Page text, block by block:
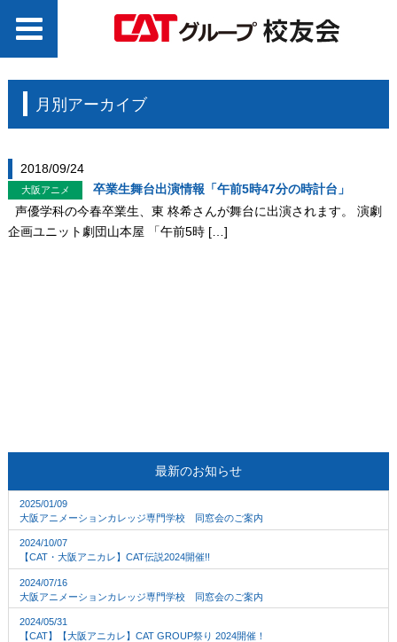
月別アーカイブ
2018/09/24
大阪アニメ
卒業生舞台出演情報「午前5時47分の時計台」
声優学科の今春卒業生、東 柊希さんが舞台に出演されます。 演劇
企画ユニット劇団山本屋 「午前5時 […]
最新のお知らせ
2025/01/09
大阪アニメーションカレッジ専門学校 同窓会のご案内
2024/10/07
【CAT・大阪アニカレ】CAT伝説2024開催!!
2024/07/16
大阪アニメーションカレッジ専門学校 同窓会のご案内
2024/05/31
【CAT】【大阪アニカレ】CAT GROUP祭り 2024開催！